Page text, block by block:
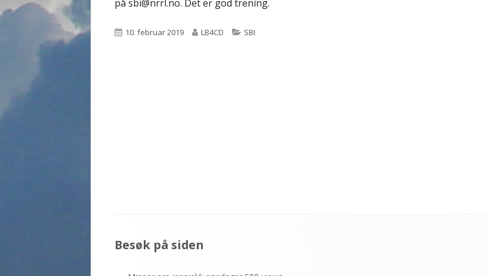
på sbi@nrrl.no. Det er god trening.
Publisert
10. februar 2019 Forfatter
LB4CD Kategorier
SBI
Besøk på siden